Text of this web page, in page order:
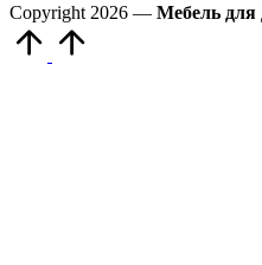
Copyright 2026 — Мебель для